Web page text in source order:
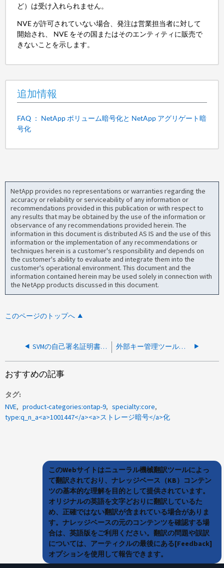
ど）は受け入れられません。
NVE が許可されていない場合、発注は営業担当者に対して
開始され、 NVE をその国またはそのエンティティに販売で
きないことを示します。
追加情報
FAQ ： NetApp ボリューム暗号化と NetApp アグリゲート暗
号化
NetApp provides no representations or warranties regarding the
accuracy or reliability or serviceability of any information or
recommendations provided in this publication or with respect to
any results that may be obtained by the use of the information or
observance of any recommendations provided herein. The
information in this document is distributed AS IS and the use of this
information or the implementation of any recommendations or
techniques herein is a customer's responsibility and depends on
the customer's ability to evaluate and integrate them into the
customer's operational environment. This document and the
information contained herein may be used solely in connection with
the NetApp products discussed in this document.
このページのトップへ
SVMの自己署名証明書の一般的な用途は何ですか。 外部キー管理ツールにノードからアクセスした場合は、どのような状況になりますか？
おすすめの記事
タグ
NVE
product-categories:ontap-9
specialty:core
type:q_n_a<a>1001447</a><a>ストレージ暗号</a>化
このWebサイトはニューラル機械翻訳ツールによっ
て翻訳されており、ナレッジベース（KB）コンテン
ツの基本的な理解を目的として提供されています。
オリジナルの英語を文字どおりに翻訳しているた
め、正確ではない翻訳が含まれている場合がありま
す。ナレッジベースの元のコンテンツを確認する場
合は、英語版をご利用ください。翻訳の問題や誤訳
については、アーティクルの最後にある[Feedback]
オプションを使用して報告できます。